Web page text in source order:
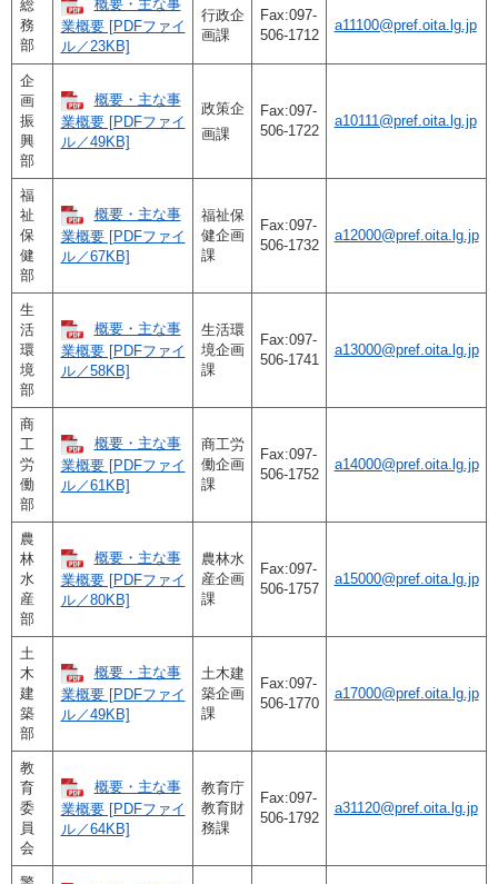
総
務
部
概要・主な事
業概要 [PDFファイ
ル／23KB]
行政企
画課
Fax:097-
506-1712
a11100@pref.oita.lg.jp
企
画
振
興
部
概要・主な事
業概要 [PDFファイ
ル／49KB]
政策企
画課
Fax:097-
506-1722
a10111@pref.oita.lg.jp
福
祉
保
健
部
概要・主な事
業概要 [PDFファイ
ル／67KB]
福祉保
健企画
課
Fax:097-
506-1732
a12000@pref.oita.lg.jp
生
活
環
境
部
概要・主な事
業概要 [PDFファイ
ル／58KB]
生活環
境企画
課
Fax:097-
506-1741
a13000@pref.oita.lg.jp
商
工
労
働
部
概要・主な事
業概要 [PDFファイ
ル／61KB]
商工労
働企画
課
Fax:097-
506-1752
a14000@pref.oita.lg.jp
農
林
水
産
部
概要・主な事
業概要 [PDFファイ
ル／80KB]
農林水
産企画
課
Fax:097-
506-1757
a15000@pref.oita.lg.jp
土
木
建
築
部
概要・主な事
業概要 [PDFファイ
ル／49KB]
土木建
築企画
課
Fax:097-
506-1770
a17000@pref.oita.lg.jp
教
育
委
員
会
概要・主な事
業概要 [PDFファイ
ル／64KB]
教育庁
教育財
務課
Fax:097-
506-1792
a31120@pref.oita.lg.jp